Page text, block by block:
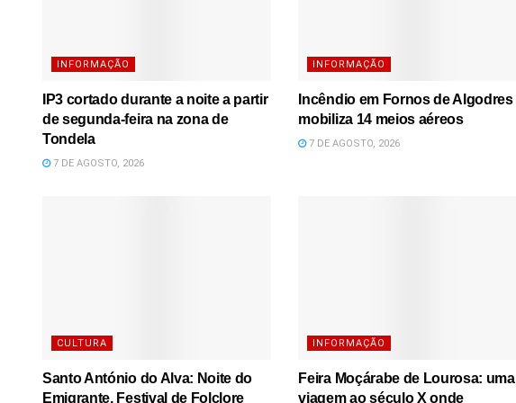
INFORMAÇÃO
IP3 cortado durante a noite a partir
de segunda-feira na zona de
Tondela
7 DE AGOSTO, 2026
INFORMAÇÃO
Incêndio em Fornos de Algodres
mobiliza 14 meios aéreos
7 DE AGOSTO, 2026
CULTURA
Santo António do Alva: Noite do
Emigrante, Festival de Folclore
INFORMAÇÃO
Feira Moçárabe de Lourosa: uma
viagem ao século X onde